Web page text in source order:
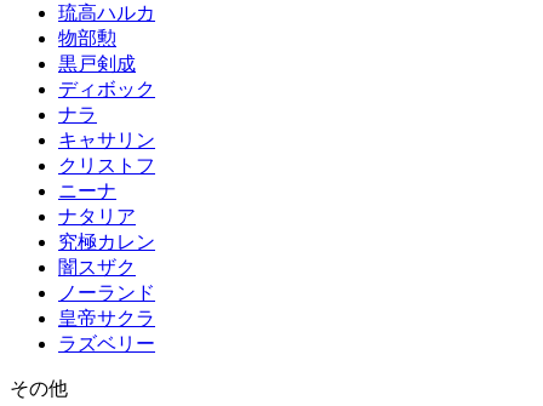
琉高ハルカ
物部勲
黒戸剣成
ディボック
ナラ
キャサリン
クリストフ
ニーナ
ナタリア
究極カレン
闇スザク
ノーランド
皇帝サクラ
ラズベリー
その他